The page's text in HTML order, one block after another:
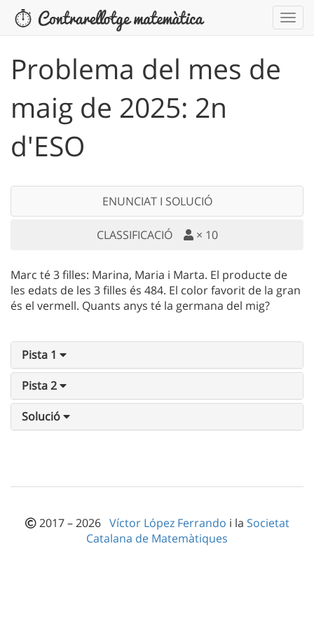
Problema del mes de
maig de 2025: 2n
d'ESO
ENUNCIAT I SOLUCIÓ
CLASSIFICACIÓ × 10
Marc té 3 filles: Marina, Maria i Marta. El producte de
les edats de les 3 filles és 484. El color favorit de la gran
és el vermell. Quants anys té la germana del mig?
Pista 1
Pista 2
Solució
2017 – 2026 Víctor López Ferrando i la Societat
Catalana de Matemàtiques